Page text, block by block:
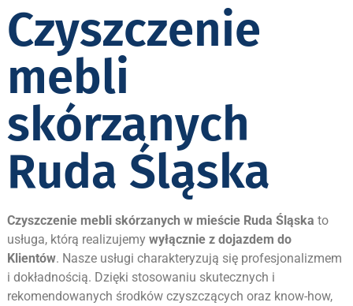
Czyszczenie
mebli
skórzanych
Ruda Śląska
Czyszczenie mebli skórzanych w mieście Ruda Śląska to
usługa, którą realizujemy wyłącznie z dojazdem do
Klientów. Nasze usługi charakteryzują się profesjonalizmem
i dokładnością. Dzięki stosowaniu skutecznych i
rekomendowanych środków czyszczących oraz know-how,